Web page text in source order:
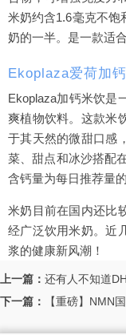
米奶约含1.6毫克不饱
奶的一半。是一款适
Ekoplaza爱荷加
Ekoplaza加钙米饮是
爽植物饮料。这款米
于其天然的微甜口感
菜、甜点和冰沙搭配
含钙量为每日推荐量
米奶目前在国内还比
经广泛饮用米奶。近
浆的健康新风潮！
上一篇： 还有人不知道
下一篇：
【重磅】NMN